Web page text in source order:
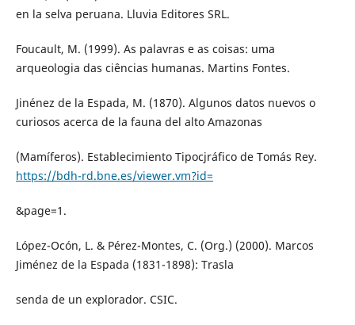
en la selva peruana. Lluvia Editores SRL.
Foucault, M. (1999). As palavras e as coisas: uma
arqueologia das ciências humanas. Martins Fontes.
Jinénez de la Espada, M. (1870). Algunos datos nuevos o
curiosos acerca de la fauna del alto Amazonas
(Mamíferos). Establecimiento Tipocjráfico de Tomás Rey.
https://bdh-rd.bne.es/viewer.vm?id=
&page=1.
López-Ocón, L. & Pérez-Montes, C. (Org.) (2000). Marcos
Jiménez de la Espada (1831-1898): Trasla
senda de un explorador. CSIC.